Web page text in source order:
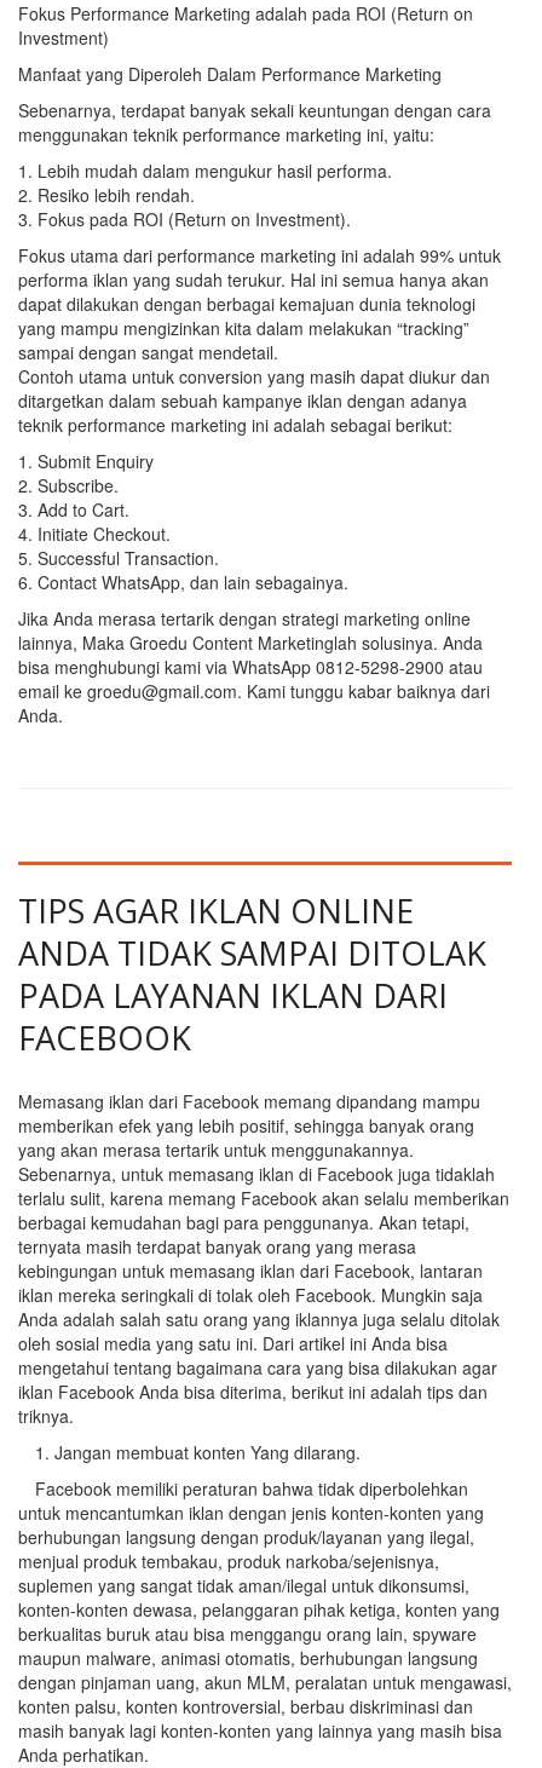
Fokus Performance Marketing adalah pada ROI (Return on
Investment)
Manfaat yang Diperoleh Dalam Performance Marketing
Sebenarnya, terdapat banyak sekali keuntungan dengan cara
menggunakan teknik performance marketing ini, yaitu:
1. Lebih mudah dalam mengukur hasil performa.
2. Resiko lebih rendah.
3. Fokus pada ROI (Return on Investment).
Fokus utama dari performance marketing ini adalah 99% untuk
performa iklan yang sudah terukur. Hal ini semua hanya akan
dapat dilakukan dengan berbagai kemajuan dunia teknologi
yang mampu mengizinkan kita dalam melakukan “tracking”
sampai dengan sangat mendetail.
Contoh utama untuk conversion yang masih dapat diukur dan
ditargetkan dalam sebuah kampanye iklan dengan adanya
teknik performance marketing ini adalah sebagai berikut:
1. Submit Enquiry
2. Subscribe.
3. Add to Cart.
4. Initiate Checkout.
5. Successful Transaction.
6. Contact WhatsApp, dan lain sebagainya.
Jika Anda merasa tertarik dengan strategi marketing online
lainnya, Maka Groedu Content Marketinglah solusinya. Anda
bisa menghubungi kami via WhatsApp 0812-5298-2900 atau
email ke groedu@gmail.com. Kami tunggu kabar baiknya dari
Anda.
TIPS AGAR IKLAN ONLINE
ANDA TIDAK SAMPAI DITOLAK
PADA LAYANAN IKLAN DARI
FACEBOOK
Memasang iklan dari Facebook memang dipandang mampu
memberikan efek yang lebih positif, sehingga banyak orang
yang akan merasa tertarik untuk menggunakannya.
Sebenarnya, untuk memasang iklan di Facebook juga tidaklah
terlalu sulit, karena memang Facebook akan selalu memberikan
berbagai kemudahan bagi para penggunanya. Akan tetapi,
ternyata masih terdapat banyak orang yang merasa
kebingungan untuk memasang iklan dari Facebook, lantaran
iklan mereka seringkali di tolak oleh Facebook. Mungkin saja
Anda adalah salah satu orang yang iklannya juga selalu ditolak
oleh sosial media yang satu ini. Dari artikel ini Anda bisa
mengetahui tentang bagaimana cara yang bisa dilakukan agar
iklan Facebook Anda bisa diterima, berikut ini adalah tips dan
triknya.
1. Jangan membuat konten Yang dilarang.
Facebook memiliki peraturan bahwa tidak diperbolehkan
untuk mencantumkan iklan dengan jenis konten-konten yang
berhubungan langsung dengan produk/layanan yang ilegal,
menjual produk tembakau, produk narkoba/sejenisnya,
suplemen yang sangat tidak aman/ilegal untuk dikonsumsi,
konten-konten dewasa, pelanggaran pihak ketiga, konten yang
berkualitas buruk atau bisa menggangu orang lain, spyware
maupun malware, animasi otomatis, berhubungan langsung
dengan pinjaman uang, akun MLM, peralatan untuk mengawasi,
konten palsu, konten kontroversial, berbau diskriminasi dan
masih banyak lagi konten-konten yang lainnya yang masih bisa
Anda perhatikan.